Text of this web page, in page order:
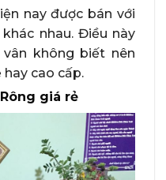
nay được bán với
nhau. Điều này
không biết nên
cao cấp.
giá rẻ